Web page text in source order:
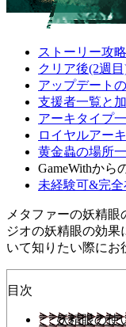
ストーリー攻
クリア後(2週
アップデート
支援者一覧と
アーキタイプ
ロイヤルアー
黄金蟲の場所
GameWithから
未経験可&完全
メタファーの妖精
ジオの妖精眼の効果
いて知りたい際にお
目次
妖精眼の使